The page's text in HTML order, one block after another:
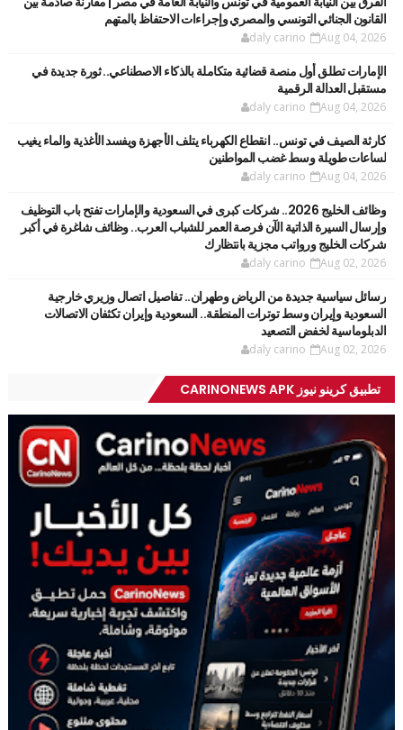
القانون الجنائي التونسي والمصري وإجراءات الاحتفاظ بالمتهم
daly carino Aug 04, 2026
الإمارات تطلق أول منصة قضائية متكاملة بالذكاء الاصطناعي.. ثورة جديدة في
مستقبل العدالة الرقمية
daly carino Aug 04, 2026
كارثة الصيف في تونس.. انقطاع الكهرباء يتلف الأجهزة ويفسد الأغذية والماء يغيب
لساعات طويلة وسط غضب المواطنين
daly carino Aug 04, 2026
وظائف الخليج 2026.. شركات كبرى في السعودية والإمارات تفتح باب التوظيف
وإرسال السيرة الذاتية الآن فرصة العمر للشباب العرب.. وظائف شاغرة في أكبر
شركات الخليج ورواتب مجزية بانتظارك
daly carino Aug 02, 2026
رسائل سياسية جديدة من الرياض وطهران.. تفاصيل اتصال وزيري خارجية
السعودية وإيران وسط توترات المنطقة.. السعودية وإيران تكثفان الاتصالات
الدبلوماسية لخفض التصعيد
daly carino Aug 02, 2026
تطبيق كرينو نيوز CARINONEWS APK